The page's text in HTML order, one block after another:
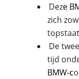
Deze
zich
De
tijd
BMW-c